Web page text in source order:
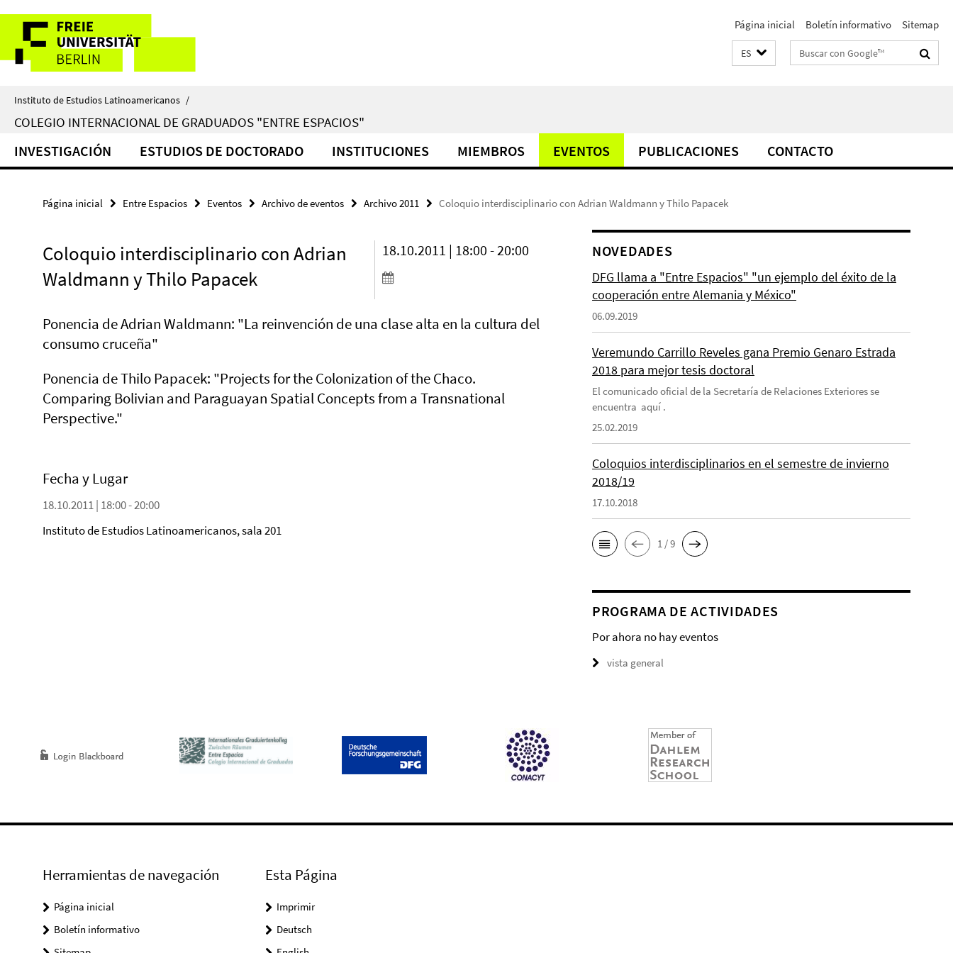
direkt
Inhalt
Herramientas
de
navegación
Página inicial Boletín informativo Sitemap
ES Suchbegriffe
Instituto de Estudios Latinoamericanos /
COLEGIO INTERNACIONAL DE GRADUADOS "ENTRE ESPACIOS"
INVESTIGACIÓN ESTUDIOS DE DOCTORADO INSTITUCIONES MIEMBROS EVENTOS PUBLICACIONES CONTACTO
Página inicial Entre Espacios Eventos Archivo de eventos Archivo 2011 Coloquio interdisciplinario con Adrian Waldmann y Thilo Papacek
Coloquio interdisciplinario con Adrian
Waldmann y Thilo Papacek
18.10.2011 | 18:00 - 20:00
Ponencia de Adrian Waldmann: "La reinvención de una clase alta en la cultura del
consumo cruceña"
Ponencia de Thilo Papacek: "Projects for the Colonization of the Chaco.
Comparing Bolivian and Paraguayan Spatial Concepts from a Transnational
Perspective."
Fecha y Lugar
18.10.2011 | 18:00 - 20:00
Instituto de Estudios Latinoamericanos, sala 201
NOVEDADES
DFG llama a "Entre Espacios" "un ejemplo del éxito de la
cooperación entre Alemania y México"
06.09.2019
Veremundo Carrillo Reveles gana Premio Genaro Estrada
2018 para mejor tesis doctoral
El comunicado oficial de la Secretaría de Relaciones Exteriores se
encuentra aquí .
25.02.2019
Coloquios interdisciplinarios en el semestre de invierno
2018/19
17.10.2018
1 / 9
PROGRAMA DE ACTIVIDADES
Por ahora no hay eventos
vista general
Herramientas de navegación
Página inicial
Boletín informativo
Esta Página
Imprimir
Deutsch